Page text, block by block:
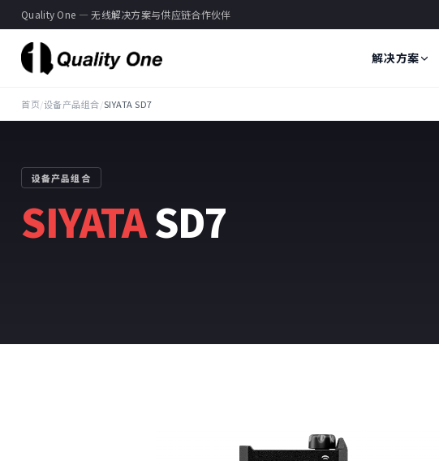
Quality One — 无线解决方案与供应链合作伙伴
解决方案
首页/设备产品组合/SIYATA SD7
设备产品组合
SIYATASD7